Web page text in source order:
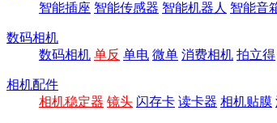
智能插座 智能传感器 智能机器人 智能音
数码相机
数码相机 单反 单电 微单 消费相机 拍立得
相机配件
相机稳定器 镜头 闪存卡 读卡器 相机贴膜